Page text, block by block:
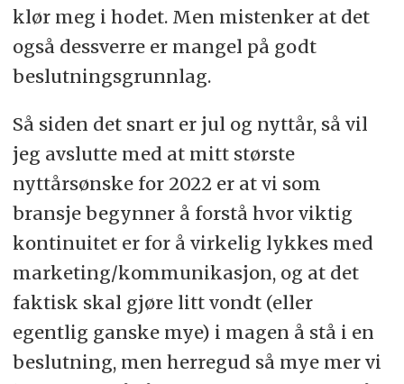
klør meg i hodet. Men mistenker at det
også dessverre er mangel på godt
beslutningsgrunnlag.
Så siden det snart er jul og nyttår, så vil
jeg avslutte med at mitt største
nyttårsønske for 2022 er at vi som
bransje begynner å forstå hvor viktig
kontinuitet er for å virkelig lykkes med
marketing/kommunikasjon, og at det
faktisk skal gjøre litt vondt (eller
egentlig ganske mye) i magen å stå i en
beslutning, men herregud så mye mer vi